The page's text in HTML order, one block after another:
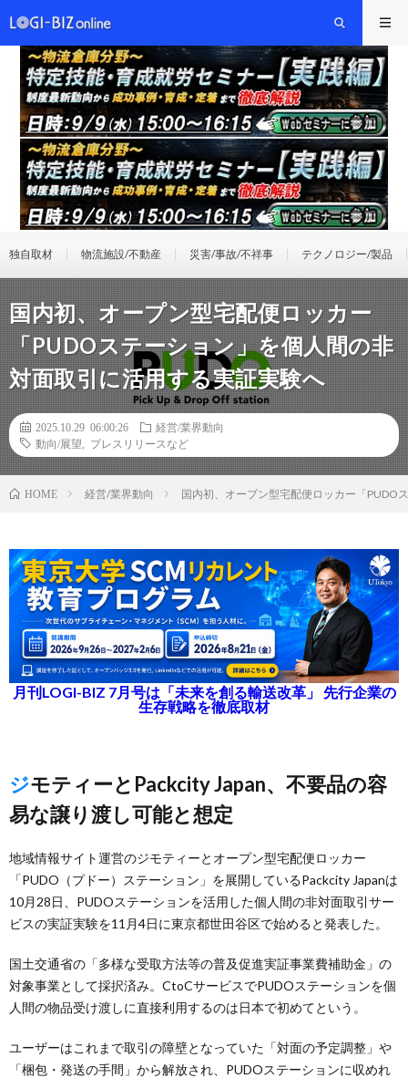
独自取材 物流施設/不動産 災害/事故/不祥事 テクノロジー/製品
国内初、オープン型宅配便ロッカー
「PUDOステーション」を個人間の非
対面取引に活用する実証実験へ
2025.10.29 06:00:26
経営/業界動向
動向/展望
プレスリリースなど
HOME 経営/業界動向 国内初、オープン型宅配便ロッカー「PUDO
月刊LOGI-BIZ 7月号は「未来を創る輸送改革」 先行企業の
生存戦略を徹底取材
ジモティーとPackcity Japan、不要品の容
易な譲り渡し可能と想定
地域情報サイト運営のジモティーとオープン型宅配便ロッカー
「PUDO（プドー）ステーション」を展開しているPackcity Japanは
10月28日、PUDOステーションを活用した個人間の非対面取引サー
ビスの実証実験を11月4日に東京都世田谷区で始めると発表した。
国土交通省の「多様な受取方法等の普及促進実証事業費補助金」の
対象事業として採択済み。CtoCサービスでPUDOステーションを個
人間の物品受け渡しに直接利用するのは日本で初めてという。
ユーザーはこれまで取引の障壁となっていた「対面の予定調整」や
「梱包・発送の手間」から解放され、PUDOステーションに収めれ